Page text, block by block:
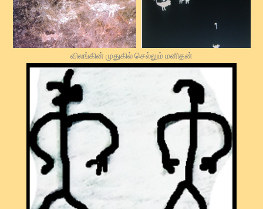
விலங்கின் முதுகில் செல்லும் மனிதன்